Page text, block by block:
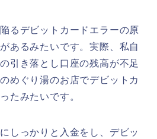
るデビットカードエラーの原
あるみたいです。実際、私自
引き落とし口座の残高が不足
めぐり湯のお店でデビットカ
たみたいです。
しっかりと入金をし、デビッ